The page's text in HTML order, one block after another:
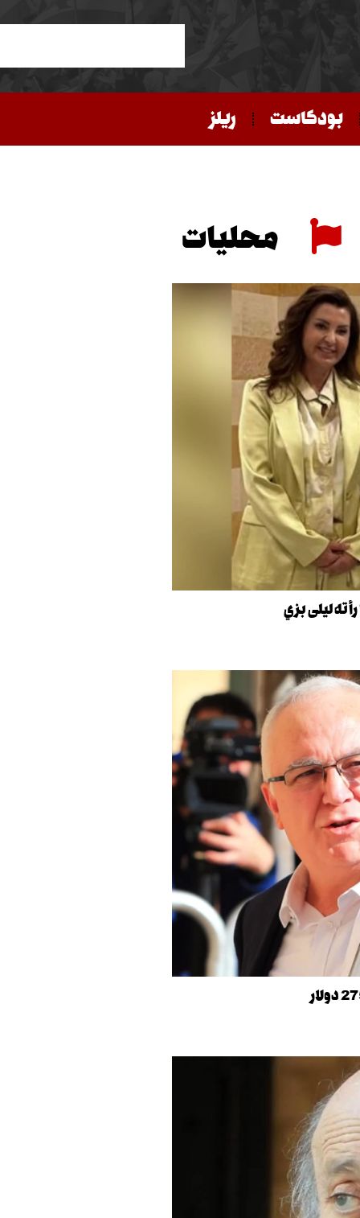
بودكاست ريلز
محليات
ليلى بزي